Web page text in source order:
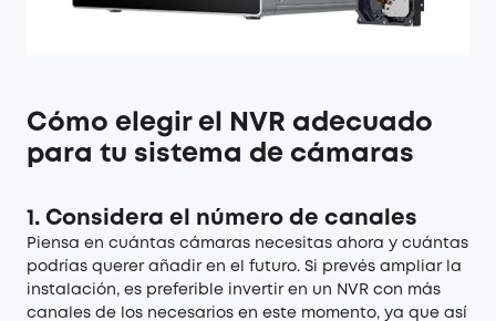
Cómo elegir el NVR adecuado
para tu sistema de cámaras
1. Considera el número de canales
Piensa en cuántas cámaras necesitas ahora y cuántas
podrías querer añadir en el futuro. Si prevés ampliar la
instalación, es preferible invertir en un NVR con más
canales de los necesarios en este momento, ya que así